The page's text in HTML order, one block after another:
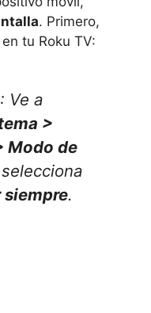
. Primero,
tu Roku TV:
: Ve a
>
Modo de
.